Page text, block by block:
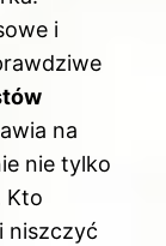
i
na
nie tylko
Kto
niszczyć